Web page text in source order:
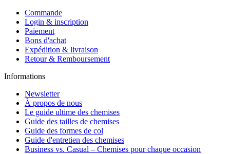
Commande
Login & inscription
Paiement
Bons d'achat
Expédition & livraison
Retour & Remboursement
Informations
Newsletter
À propos de nous
Le guide ultime des chemises
Guide des tailles de chemises
Guide des formes de col
Guide d'entretien des chemises
Business vs. Casual – Chemises pour chaque occasion